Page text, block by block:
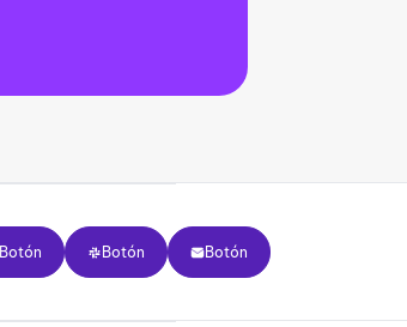
Botón Botón
Botón
Botón
Botón